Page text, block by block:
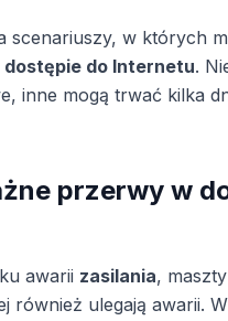
scenariuszy, w których
do Internetu.
inne mogą trwać kilka
przerwy w
awarii zasilania,
również ulegają awarii.